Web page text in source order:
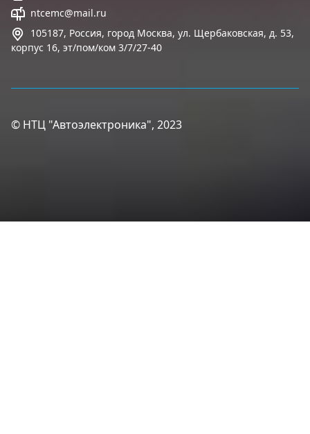
ntcemc@mail.ru
105187, Россия, город Москва, ул. Щербаковская, д. 53,
корпус 16, эт/пом/ком 3/7/27-40
© НТЦ "Автоэлектроника", 2023